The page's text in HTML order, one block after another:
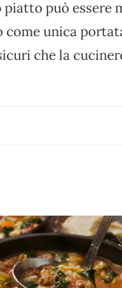
piatto può essere
come unica
che la